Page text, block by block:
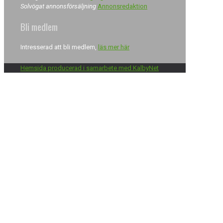
Solvögat annonsförsäljning Annonsredaktion
Bli medlem
Intresserad att bli medlem, läs mer här
Hemsida producerad i samarbete med KalbyNet